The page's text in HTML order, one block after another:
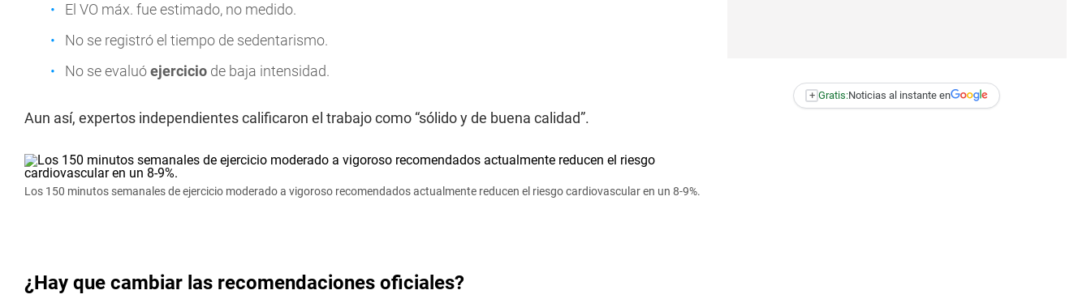
El VO máx. fue estimado, no medido.
No se registró el tiempo de sedentarismo.
No se evaluóejercicio de baja intensidad.
Aun así, expertos independientes calificaron el trabajo como “sólido y de buena calidad”.
Los 150 minutos semanales de ejercicio moderado a vigoroso recomendados actualmente reducen el riesgo cardiovascular en un 8-9%.
¿Hay que cambiar las recomendaciones oficiales?
+ Gratis:Noticias al instante en